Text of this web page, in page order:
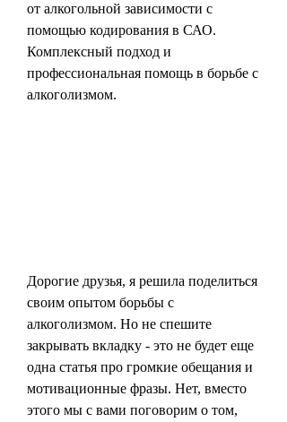
от алкогольной зависимости с
помощью кодирования в САО.
Комплексный подход и
профессиональная помощь в борьбе с
алкоголизмом.
Дорогие друзья, я решила поделиться
своим опытом борьбы с
алкоголизмом. Но не спешите
закрывать вкладку - это не будет еще
одна статья про громкие обещания и
мотивационные фразы. Нет, вместо
этого мы с вами поговорим о том,